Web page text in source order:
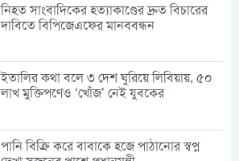
নিহত সাংবাদিকের হত্যাকাণ্ডের দ্রুত বিচারের
দাবিতে বিপিজেএফের মানববন্ধন
ইতালির কথা বলে ৩ দেশ ঘুরিয়ে লিবিয়ায়, ৫০
লাখ মুক্তিপণেও ‘খোঁজ’ নেই যুবকের
পানি বিক্রি করে বাবাকে হজে পাঠানোর স্বপ্ন